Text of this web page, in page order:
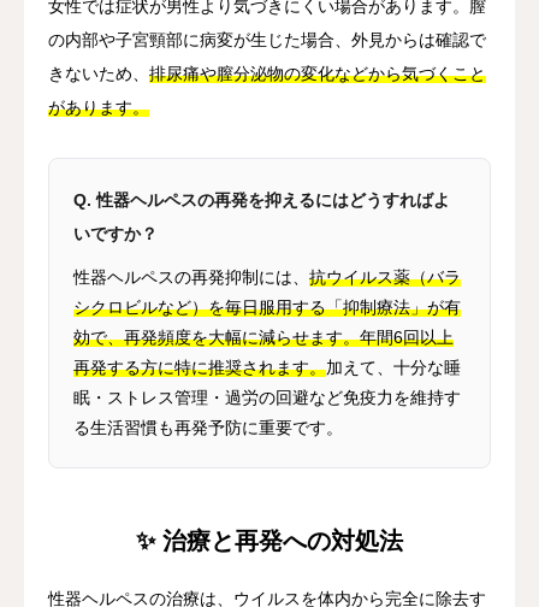
女性では症状が男性より気づきにくい場合があります。膣
の内部や子宮頸部に病変が生じた場合、外見からは確認で
きないため、 排尿痛や膣分泌物の変化などから気づくこと
があります。
Q. 性器ヘルペスの再発を抑えるにはどうすればよ
いですか？
性器ヘルペスの再発抑制には、 抗ウイルス薬（バラ
シクロビルなど）を毎日服用する「抑制療法」が有
効で、再発頻度を大幅に減らせます。年間6回以上
再発する方に特に推奨されます。加えて、十分な睡
眠・ストレス管理・過労の回避など免疫力を維持す
る生活習慣も再発予防に重要です。
✨ 治療と再発への対処法
性器ヘルペスの治療は、ウイルスを体内から完全に除去す